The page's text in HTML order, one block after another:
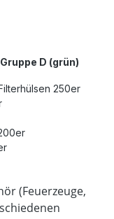
D (grün)
250er
(Feuerzeuge,